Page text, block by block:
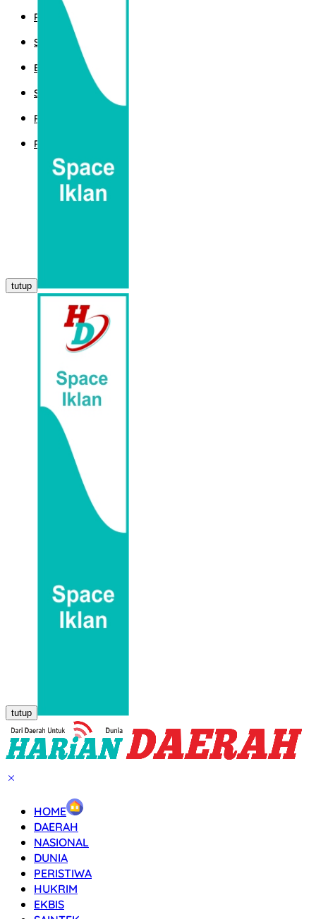
POLITIK
SPORT
EKBIS
SAINTEK
PEMERINTAHAN
PARLEMEN
tutup
tutup
HOME
DAERAH
NASIONAL
DUNIA
PERISTIWA
HUKRIM
EKBIS